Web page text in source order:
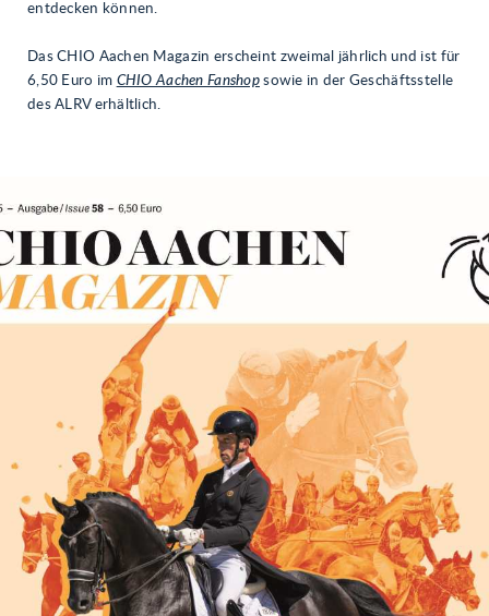
entdecken können.
Das CHIO Aachen Magazin erscheint zweimal jährlich und ist für
6,50 Euro im CHIO Aachen Fanshopsowie in der Geschäftsstelle
des ALRV erhältlich.